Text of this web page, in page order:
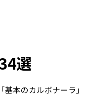
選
本のカルボナーラ